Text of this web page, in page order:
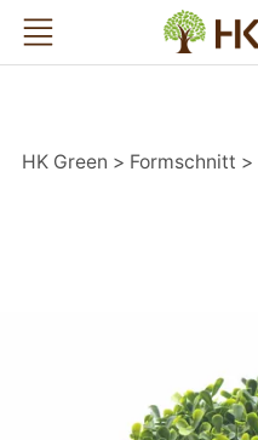
HK Green
HK Green Formschnitt